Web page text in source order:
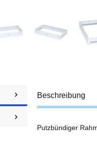
Beschreibung
Putzbündiger